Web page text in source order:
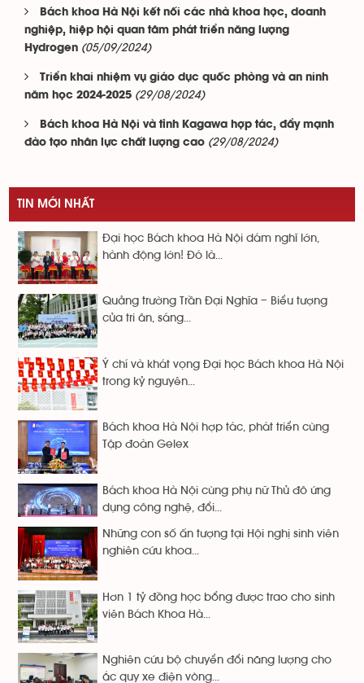
Bách khoa Hà Nội kết nối các nhà khoa học, doanh
nghiệp, hiệp hội quan tâm phát triển năng lượng
Hydrogen (05/09/2024)
Triển khai nhiệm vụ giáo dục quốc phòng và an ninh
năm học 2024-2025 (29/08/2024)
Bách khoa Hà Nội và tỉnh Kagawa hợp tác, đẩy mạnh
đào tạo nhân lực chất lượng cao (29/08/2024)
TIN MỚI NHẤT
Đại học Bách khoa Hà Nội dám nghĩ lớn,
hành động lớn! Đó là...
Quảng trường Trần Đại Nghĩa – Biểu tượng
của tri ân, sáng...
Ý chí và khát vọng Đại học Bách khoa Hà Nội
trong kỷ nguyên...
Bách khoa Hà Nội hợp tác, phát triển cùng
Tập đoàn Gelex
Bách khoa Hà Nội cùng phụ nữ Thủ đô ứng
dụng công nghệ, đổi...
Những con số ấn tượng tại Hội nghị sinh viên
nghiên cứu khoa...
Hơn 1 tỷ đồng học bổng được trao cho sinh
viên Bách Khoa Hà...
Nghiên cứu bộ chuyển đổi năng lượng cho
ắc quy xe điện vòng...